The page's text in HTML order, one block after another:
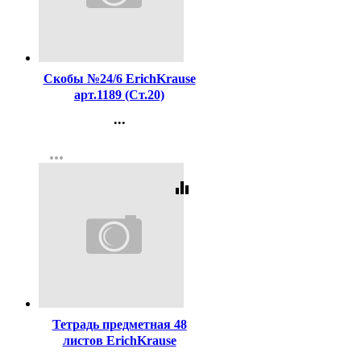
Скобы №24/6 ErichKrause
арт.1189 (Ст.20)
...
Регистрация
more_horiz
equalizer
Тетрадь предметная 48
листов ErichKrause